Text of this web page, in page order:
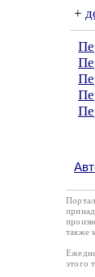
+
также
этого